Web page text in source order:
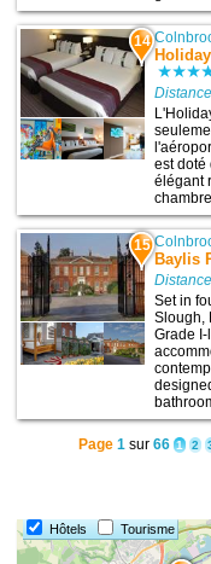
14
est doté
élégant
15
Baylis
Set in
Slough,
Grade
Page 1sur 66 1 2
Hôtels Tourisme